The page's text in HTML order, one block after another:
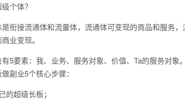
个体？
衔接流通体和流量体，流通体可变现的商品和服务
业变现。
5要素：我、业务、服务对象、价值、Ta的服务对
副业5个核心步骤：
的超级长板；